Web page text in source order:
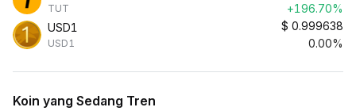
TUT
+196.70%
USD1
USD1
$ 0.999638
0.00%
Koin yang Sedang Tren